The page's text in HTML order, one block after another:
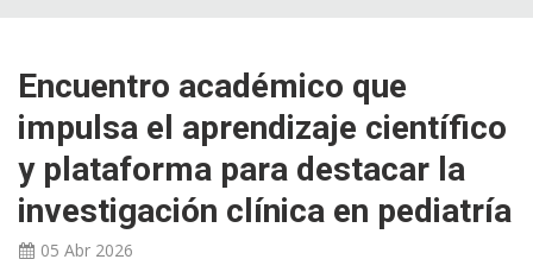
Encuentro académico que
impulsa el aprendizaje científico
y plataforma para destacar la
investigación clínica en pediatría
05 Abr 2026